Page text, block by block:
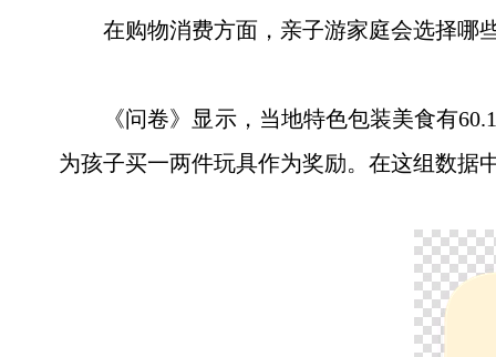
在购物消费方面，亲子游家庭会选择哪
《问卷》显示，当地特色包装美食有
为孩子买一两件玩具作为奖励。在这组数据